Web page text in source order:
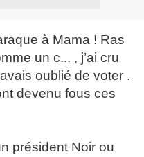
à Mama ! Ras
un c... , j’ai cru
oublié de voter .
devenu fous ces
président Noir ou